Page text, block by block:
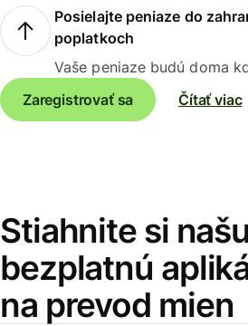
Posielajte peniaze do
poplatkoch
Vaše peniaze budú doma
Zaregistrovať sa
Čítať viac
Stiahnite si našu
bezplatnú
na prevod mien